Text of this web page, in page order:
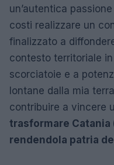
un’autentica
costi realizzare un
finalizzato a
contesto territoriale
scorciatoie e a
lontane dalla mia
contribuire a vincere
trasformare Catania
rendendola patria